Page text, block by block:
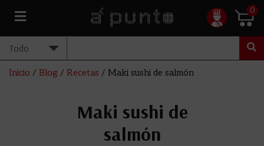
0
Inicio / Blog / Recetas / Maki sushi de salmón
Maki sushi de
salmón